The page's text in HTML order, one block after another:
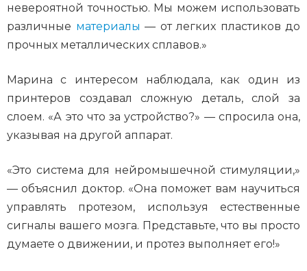
невероятной точностью. Мы можем использовать
различные материалы — от легких пластиков до
прочных металлических сплавов.»
Марина с интересом наблюдала, как один из
принтеров создавал сложную деталь, слой за
слоем. «А это что за устройство?» — спросила она,
указывая на другой аппарат.
«Это система для нейромышечной стимуляции,»
— объяснил доктор. «Она поможет вам научиться
управлять протезом, используя естественные
сигналы вашего мозга. Представьте, что вы просто
думаете о движении, и протез выполняет его!»